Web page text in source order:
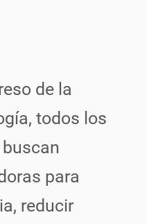
de la
todos los
para
reducir